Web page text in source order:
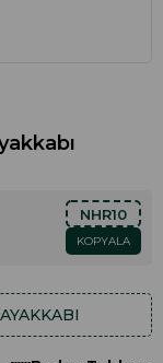
NHR10
KOPYALA